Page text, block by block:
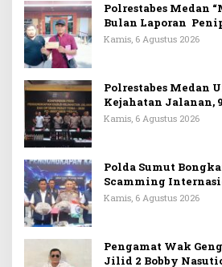
Polrestabes Medan
Bulan Laporan
Rumah Tak Tuntas
Kamis, 6 Agustus 2026
Polrestabes Medan
Kejahatan Jalanan,
Ditembak
Kamis, 6 Agustus 2026
Polda Sumut
Scamming
Apartemen
Kamis, 6 Agustus 2026
Pengamat Wak
Jilid 2 Bobby